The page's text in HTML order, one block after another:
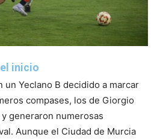
inicio
un Yeclano B decidido a marcar
compases, los de Giorgio
generaron numerosas
Aunque el Ciudad de Murcia